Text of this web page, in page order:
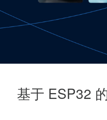
基于 ESP32